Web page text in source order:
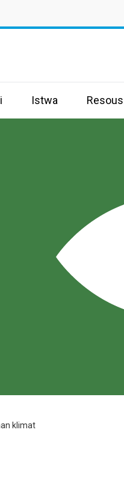
Istwa Resous
klimat